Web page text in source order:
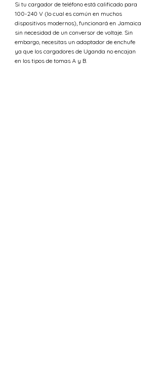
Si tu cargador de teléfono está calificado para
100-240 V (lo cual es común en muchos
dispositivos modernos), funcionará en Jamaica
sin necesidad de un conversor de voltaje. Sin
embargo, necesitas un adaptador de enchufe
ya que los cargadores de Uganda no encajan
en los tipos de tomas A y B.